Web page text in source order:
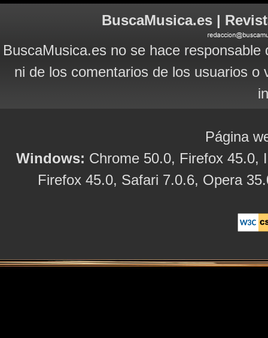
BuscaMusica.es |
BuscaMusica.es no se hace
ni de los comentarios de los usuarios
Página
Windows: Chrome 50.0, Firefox 45.0,
Firefox 45.0, Safari 7.0.6, Opera